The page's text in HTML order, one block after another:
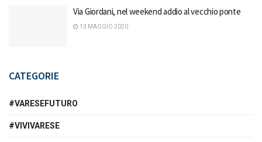
Via Giordani, nel weekend addio al vecchio ponte
13 MAGGIO 2020
CATEGORIE
#VARESEFUTURO
#VIVIVARESE